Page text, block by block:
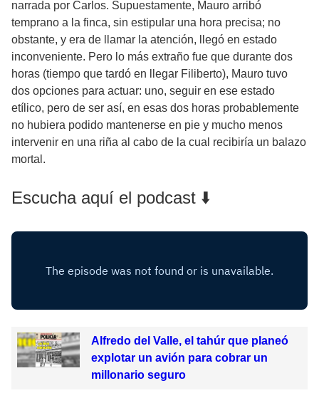
narrada por Carlos. Supuestamente, Mauro arribó
temprano a la finca, sin estipular una hora precisa; no
obstante, y era de llamar la atención, llegó en estado
inconveniente. Pero lo más extraño fue que durante dos
horas (tiempo que tardó en llegar Filiberto), Mauro tuvo
dos opciones para actuar: uno, seguir en ese estado
etílico, pero de ser así, en esas dos horas probablemente
no hubiera podido mantenerse en pie y mucho menos
intervenir en una riña al cabo de la cual recibiría un balazo
mortal.
Escucha aquí el podcast ⬇️
Alfredo del Valle, el tahúr que planeó
explotar un avión para cobrar un
millonario seguro